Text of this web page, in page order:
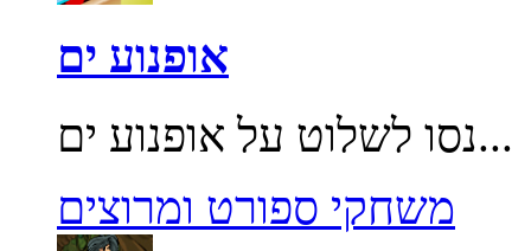
אופנוע ים
נסו לשלוט על אופנוע ים...
משחקי ספורט ומרוצים